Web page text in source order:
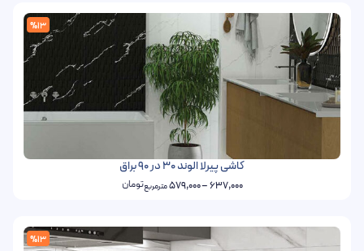
%13
کاشی پیرلا الوند 30 در 90 براق
637,000
–
579,000مترمربعتومان
%13